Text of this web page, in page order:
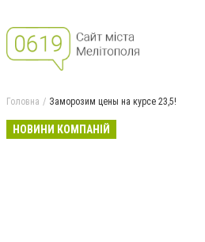
Головна Заморозим цены на курсе 23,5!
НОВИНИ КОМПАНІЙ